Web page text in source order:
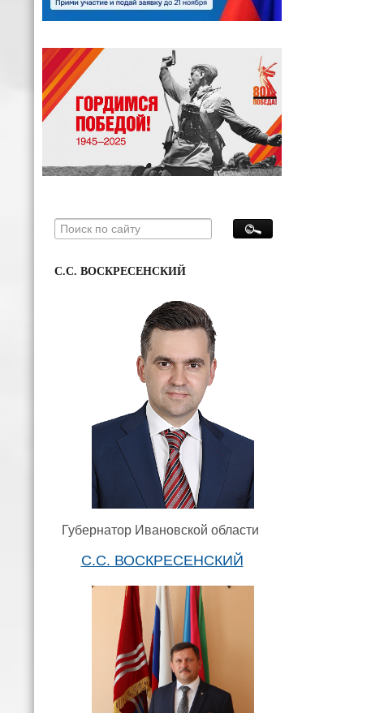
С.С. ВОСКРЕСЕНСКИЙ
Губернатор Ивановской области
С.С. ВОСКРЕСЕНСКИЙ